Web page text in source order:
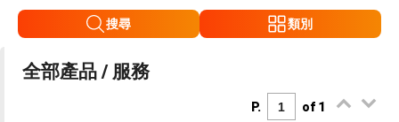
搜尋 類別
全部產品 / 服務
P. of 1